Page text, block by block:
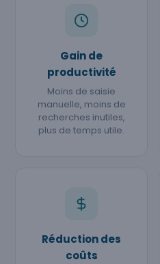
Gain de
productivité
Moins de saisie
manuelle, moins de
recherches inutiles,
plus de temps utile.
Réduction des
coûts